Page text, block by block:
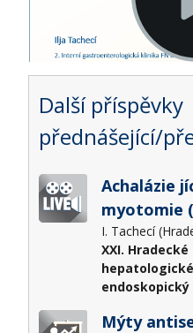
Další příspěvky
přednášející/
Achalázie
myotomie
I. Tachecí
XXI.
endoskopický
Mýty